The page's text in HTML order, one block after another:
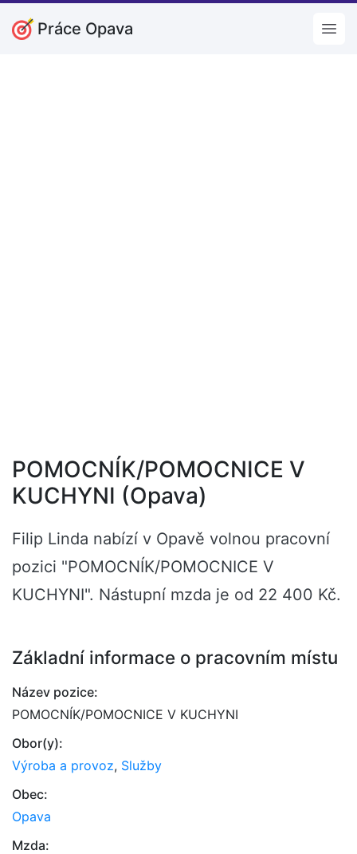
Práce Opava
POMOCNÍK/POMOCNICE V
KUCHYNI (Opava)
Filip Linda nabízí v Opavě volnou pracovní
pozici "POMOCNÍK/POMOCNICE V
KUCHYNI". Nástupní mzda je od 22 400 Kč.
Základní informace o pracovním místu
Název pozice:
POMOCNÍK/POMOCNICE V KUCHYNI
Obor(y):
Výroba a provoz, Služby
Obec:
Opava
Mzda: